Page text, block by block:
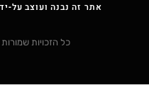
אתר זה נבנה ועוצב על-
כל הזכויות שמורות